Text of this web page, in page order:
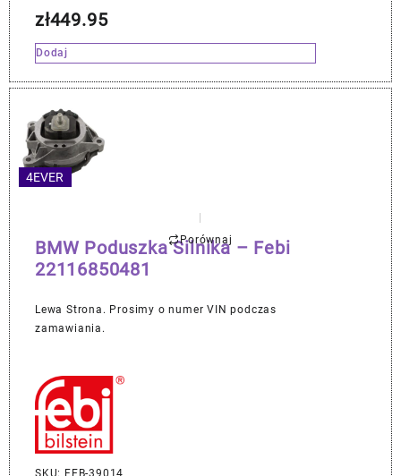
zł449.95
Dodaj
4EVER
Porównaj
BMW Poduszka Silnika – Febi
22116850481
Lewa Strona. Prosimy o numer VIN podczas
zamawiania.
SKU: FEB-39014